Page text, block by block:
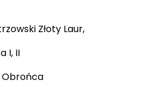
Złoty Laur,
I, II
Obrońca